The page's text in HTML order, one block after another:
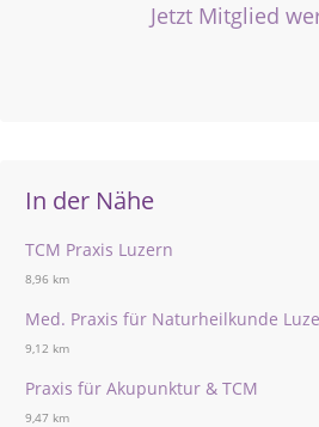
Jetzt Mitglied
In der Nähe
TCM Praxis Luzern
8,96 km
Med. Praxis für Naturheilkunde
9,12 km
Praxis für Akupunktur & TCM
9,47 km